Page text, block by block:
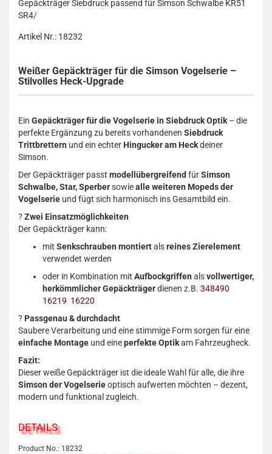
Gepäckträger Siebdruck passend für Simson Schwalbe KR51
SR4/
Artikel Nr.: 18232
Weißer Gepäckträger für die Simson Vogelserie –
Stilvolles Heck-Upgrade
Ein Gepäckträger für die Vogelserie in Siebdruck Optik – die
perfekte Ergänzung zu bereits vorhandenen Siebdruck
Trittbrettern und ein echter Hingucker am Heckdeiner
Simson.
Der Gepäckträger passt modellübergreifend fürSimson
Schwalbe, Star, Sperbersowiealle weiteren Mopeds der
Vogelserie und fügt sich harmonisch ins Gesamtbild ein.
? Zwei Einsatzmöglichkeiten
Der Gepäckträger kann:
mit Senkschrauben montiertalsreines Zierelement
verwendet werden
oder in Kombination mit Aufbockgriffen alsvollwertiger,
herkömmlicher Gepäckträgerdienen z.B. 348490
16219 16220
? Passgenau & durchdacht
Saubere Verarbeitung und eine stimmige Form sorgen für eine
einfache Montage und eineperfekte Optikam Fahrzeugheck.
Fazit:
Dieser weiße Gepäckträger ist die ideale Wahl für alle, die ihre
Simson der Vogelserieoptisch aufwerten möchten – dezent,
modern und funktional zugleich.
DETAILS
Product No.: 18232